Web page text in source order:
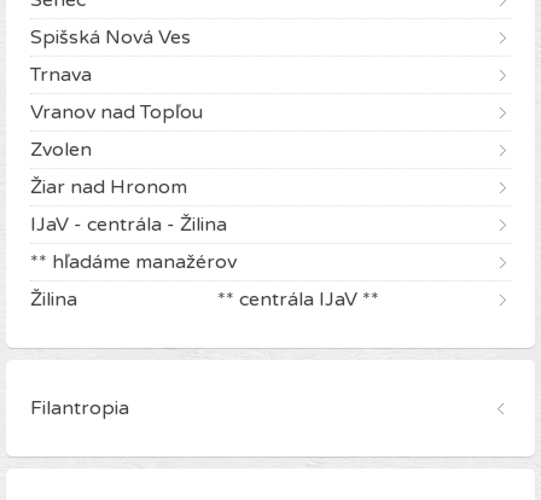
Spišská Nová Ves
Trnava
Vranov nad Topľou
Zvolen
Žiar nad Hronom
IJaV - centrála - Žilina
** hľadáme manažérov
Žilina ** centrála IJaV **
Filantropia